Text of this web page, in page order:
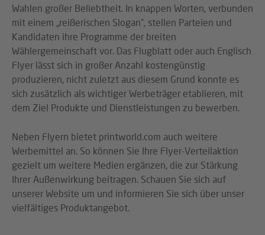
Wahlen großer Beliebtheit. In knappen Worten, verbunden
mit einem „reißerischen Slogan“, stellen Parteien und
Kandidaten ihre Programme der breiten
Wählergemeinschaft vor. Das Flugblatt oder auch Englisch
Flyer lässt sich in großer Anzahl kostengünstig
produzieren, nicht zuletzt aus diesem Grund konnte es
sich zusätzlich als wichtiger Werbeträger etablieren, mit
dem Ziel Produkte und Dienstleistungen zu bewerben.
Neben Flyern bietet printworld.com auch weitere
Werbemittel an. So können Sie Ihre Flyer-Verteilaktion
gezielt um weitere Medien ergänzen, die zur Stärkung
Ihrer Außenwirkung beitragen. Schauen Sie sich auf
unserer Website um und informieren Sie sich über unser
vielfältiges Produktangebot.